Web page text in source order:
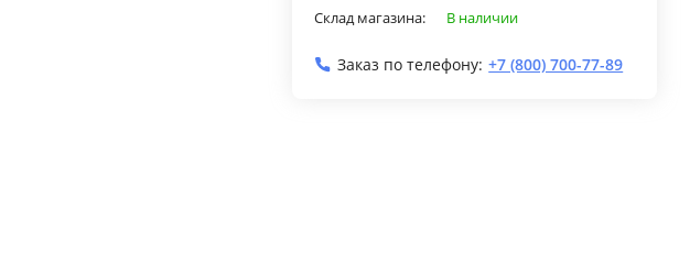
Склад магазина:
В наличии
Заказ по телефону: +7 (800) 700-77-89